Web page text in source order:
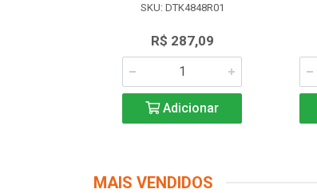
SKU: DTK4848R01
R$ 287,09
Adicionar
MAIS VENDIDOS